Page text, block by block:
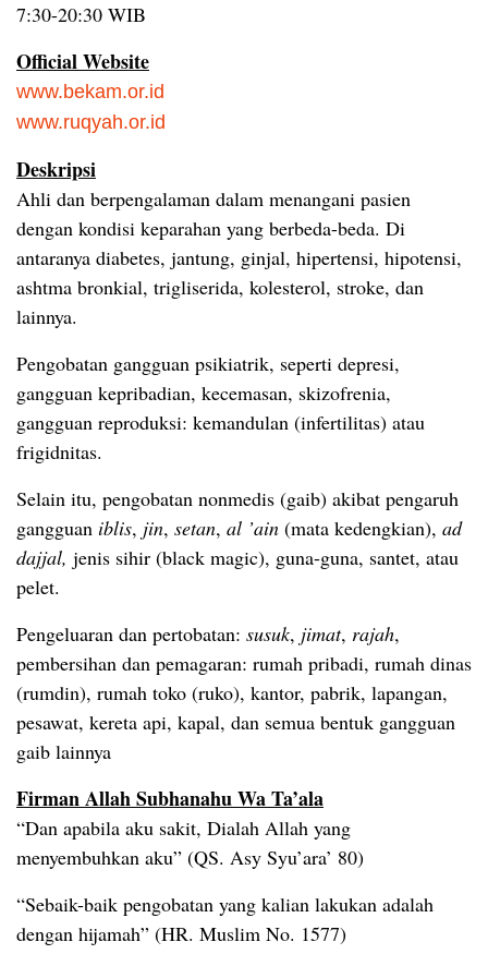
7:30-20:30 WIB
Official Website
www.bekam.or.id
www.ruqyah.or.id
Deskripsi
Ahli dan berpengalaman dalam menangani pasien
dengan kondisi keparahan yang berbeda-beda. Di
antaranya diabetes, jantung, ginjal, hipertensi, hipotensi,
ashtma bronkial, trigliserida, kolesterol, stroke, dan
lainnya.
Pengobatan gangguan psikiatrik, seperti depresi,
gangguan kepribadian, kecemasan, skizofrenia,
gangguan reproduksi: kemandulan (infertilitas) atau
frigidnitas.
Selain itu, pengobatan nonmedis (gaib) akibat pengaruh
gangguan iblis, jin, setan, al ’ain (mata kedengkian), ad
dajjal, jenis sihir (black magic), guna-guna, santet, atau
pelet.
Pengeluaran dan pertobatan: susuk, jimat, rajah,
pembersihan dan pemagaran: rumah pribadi, rumah dinas
(rumdin), rumah toko (ruko), kantor, pabrik, lapangan,
pesawat, kereta api, kapal, dan semua bentuk gangguan
gaib lainnya
Firman Allah Subhanahu Wa Ta’ala
“Dan apabila aku sakit, Dialah Allah yang
menyembuhkan aku” (QS. Asy Syu’ara’ 80)
“Sebaik-baik pengobatan yang kalian lakukan adalah
dengan hijamah” (HR. Muslim No. 1577)